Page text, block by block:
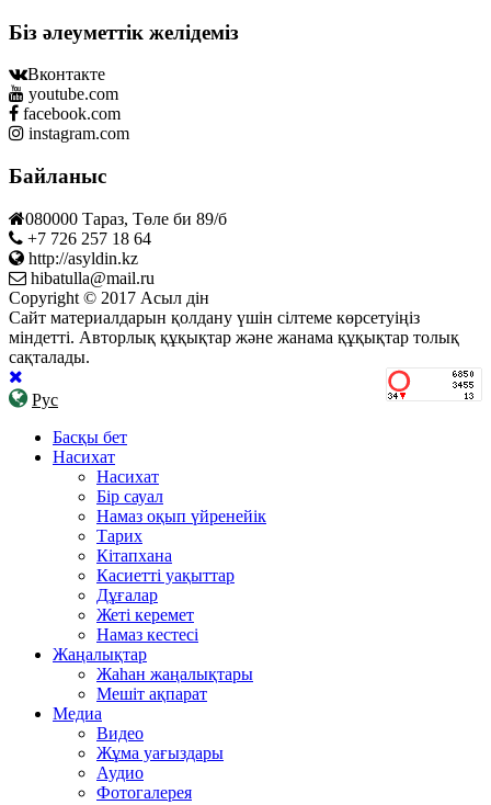
Біз әлеуметтік желідеміз
Вконтакте
youtube.com
facebook.com
instagram.com
Байланыс
080000 Тараз, Төле би 89/б
+7 726 257 18 64
http://asyldin.kz
hibatulla@mail.ru
Copyright © 2017 Асыл дін
Сайт материалдарын қолдану үшін сілтеме көрсетуіңіз
міндетті. Авторлық құқықтар және жанама құқықтар толық
сақталады.
Рус
Басқы бет
Насихат
Насихат
Бір сауал
Намаз оқып үйренейік
Тарих
Кітапхана
Касиетті уақыттар
Дұғалар
Жеті керемет
Намаз кестесі
Жаңалықтар
Жаһан жаңалықтары
Мешіт ақпарат
Медиа
Видео
Жұма уағыздары
Аудио
Фотогалерея